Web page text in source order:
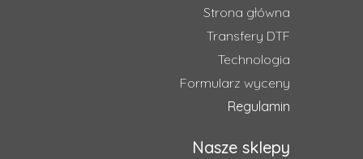
Strona główna
Transfery DTF
Technologia
Formularz wyceny
Regulamin
Nasze sklepy